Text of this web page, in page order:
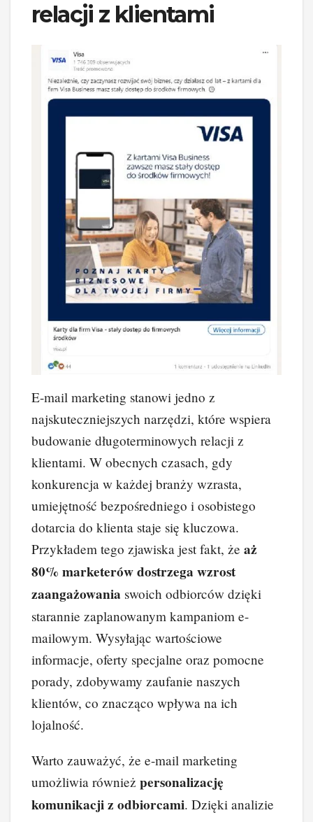
relacji z klientami
E-mail marketing stanowi jedno z
najskuteczniejszych narzędzi, które wspiera
budowanie długoterminowych relacji z
klientami. W obecnych czasach, gdy
konkurencja w każdej branży wzrasta,
umiejętność bezpośredniego i osobistego
dotarcia do klienta staje się kluczowa.
Przykładem tego zjawiska jest fakt, że aż
80% marketerów dostrzega wzrost
zaangażowania swoich odbiorców dzięki
starannie zaplanowanym kampaniom e-
mailowym. Wysyłając wartościowe
informacje, oferty specjalne oraz pomocne
porady, zdobywamy zaufanie naszych
klientów, co znacząco wpływa na ich
lojalność.
Warto zauważyć, że e-mail marketing
umożliwia również personalizację
komunikacji z odbiorcami. Dzięki analizie